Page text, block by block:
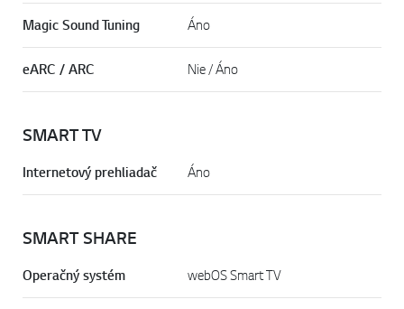
Magic Sound Tuning Áno
eARC / ARC Nie / Áno
SMART TV
Internetový prehliadač Áno
SMART SHARE
Operačný systém webOS Smart TV